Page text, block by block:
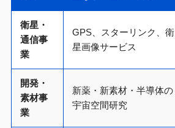
衛星・
通信事
業
GPS、スターリンク、衛
星画像サービス
開発・
素材事
業
新薬・新素材・半導体の
宇宙空間研究